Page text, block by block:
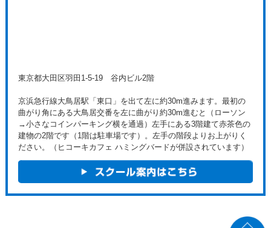
東京都大田区羽田1-5-19 谷内ビル2階
京浜急行線大鳥居駅「東口」を出て左に約30m進みます。最初の
曲がり角にある大鳥居交番を左に曲がり約30m進むと（ローソン
→小さなコインパーキング横を通過）左手にある3階建て赤茶色の
建物の2階です（1階は駐車場です）。左手の階段よりお上がりく
ださい。（ヒコーキカフェ ハミングバードが併設されています）